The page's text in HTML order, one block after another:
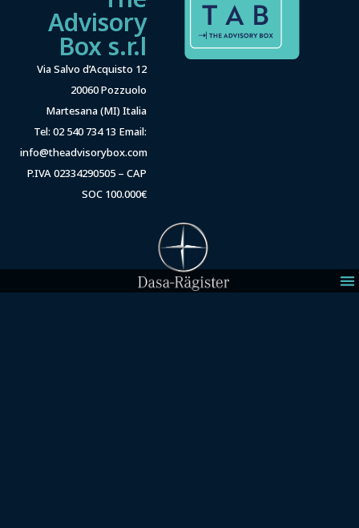
Advisory
Box s.r.l
Via Salvo d’Acquisto 12
20060 Pozzuolo
Martesana (MI) Italia
Tel: 02 540 734 13 Email:
info@theadvisorybox.com
P.IVA 02334290505 – CAP
SOC 100.000€